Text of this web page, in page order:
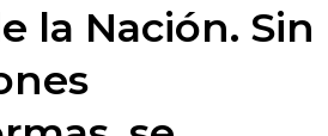
la Nación. Sin